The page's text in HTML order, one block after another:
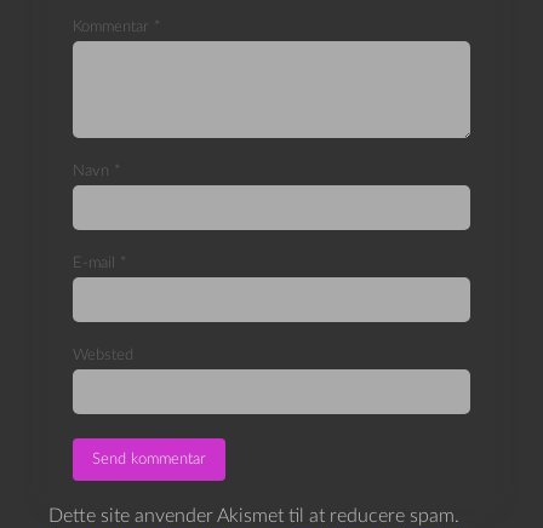
Kommentar *
Navn *
E-mail *
Websted
Dette site anvender Akismet til at reducere spam.